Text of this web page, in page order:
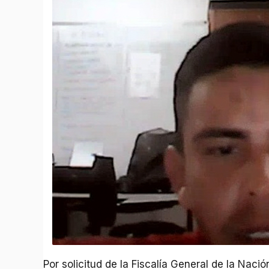
Por solicitud de la Fiscalía General de la